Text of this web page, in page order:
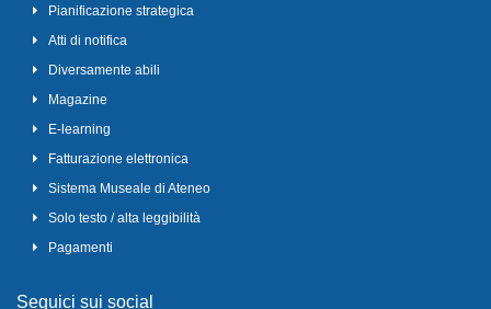
Pianificazione strategica
Atti di notifica
Diversamente abili
Magazine
E-learning
Fatturazione elettronica
Sistema Museale di Ateneo
Solo testo / alta leggibilità
Pagamenti
Seguici sui social